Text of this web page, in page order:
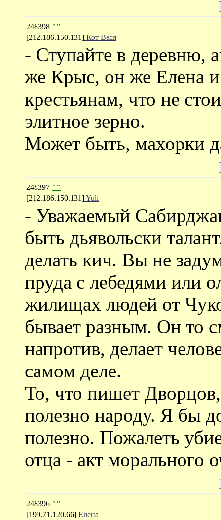
248398 ""
[212.186.150.131] Кот Вася
- Ступайте в деревню,
же Крыс, он же Елена
крестьянам, что не
элитное зерно.
Может быть, махорки
248397 ""
[212.186.150.131]Yuli
- Уважаемый
быть дьявольски
делать кич. Вы не
пруда с лебедями или
жилищах людей от
бывает разным. Он то
напротив, делает
самом деле.
То, что пишет
полезно народу. Я бы
полезно. Пожалеть
отца - акт морального
248396 ""
[199.71.120.66] Елена